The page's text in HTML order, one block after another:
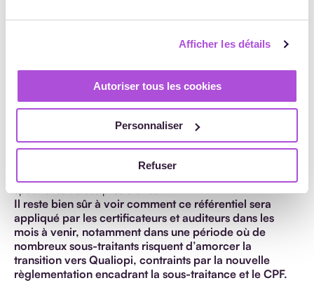
Afficher les détails
Autoriser tous les cookies
Personnaliser
Refuser
des financeurs (il n’a pas de lien avec eux) et de l’équipe
et de son donneur d’ordre”
En conclusion
Ces évolutions du guide de lecture étaient très attendues,
et elles permettent d’être davantage en adéquation avec le
quotidien des sous-traitants. Cet exercice de simplification
semble plutôt aller dans le bon sens, en ne dénaturant pas
spécificités de ces prestataires.
Il reste bien sûr à voir comment ce référentiel sera
appliqué par les certificateurs et auditeurs dans les
mois à venir, notamment dans une période où de
nombreux sous-traitants risquent d’amorcer la
transition vers Qualiopi, contraints par la nouvelle
règlementation encadrant la sous-traitance et le CPF.